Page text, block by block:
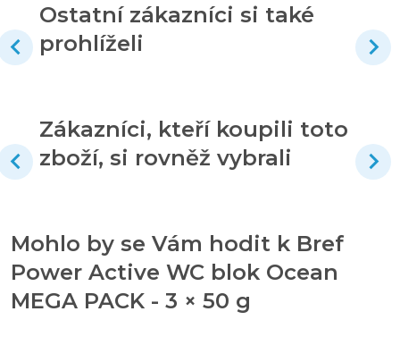
Ostatní zákazníci si také
prohlíželi
Zákazníci, kteří koupili toto
zboží, si rovněž vybrali
Mohlo by se Vám hodit k Bref
Power Active WC blok Ocean
MEGA PACK - 3 × 50 g